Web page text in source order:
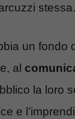
stessa.
un fondo
al
la loro
e